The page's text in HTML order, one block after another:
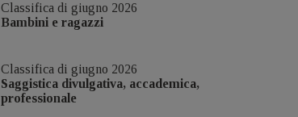
Classifica di giugno 2026
Bambini e ragazzi
Classifica di giugno 2026
Saggistica divulgativa, accademica,
professionale